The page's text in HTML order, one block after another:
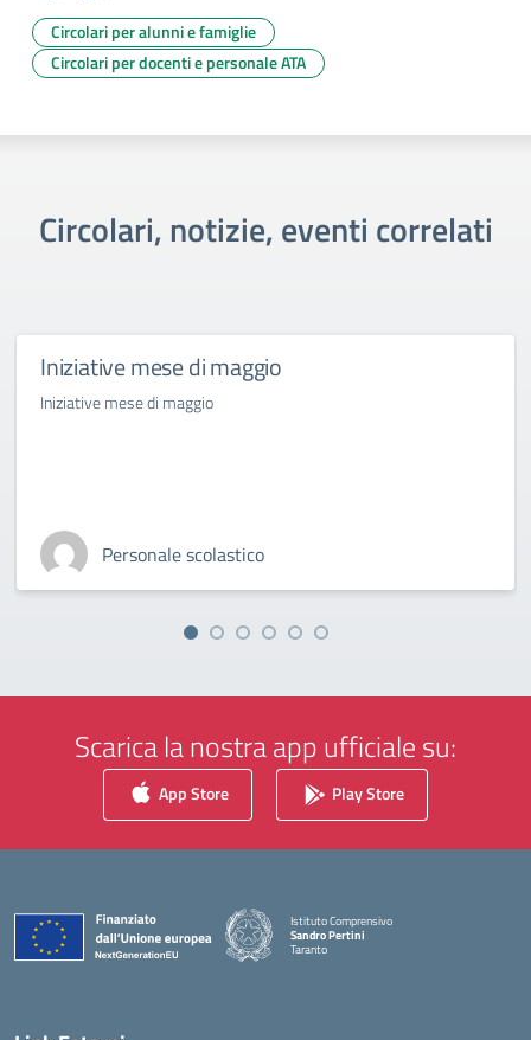
Circolari per alunni e famiglie
Circolari per docenti e personale ATA
Circolari, notizie, eventi correlati
Iniziative mese di maggio
Iniziative mese di maggio
Personale scolastico
Scarica la nostra app ufficiale su:
App Store Play Store
Istituto Comprensivo
Sandro Pertini
Taranto